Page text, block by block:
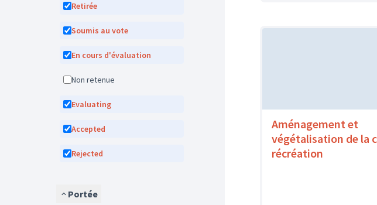
Retirée
Soumis au vote
En cours d'évaluation
Non retenue
Evaluating
Accepted
Rejected
Portée
Aménagement et
végétalisation de la
récréation